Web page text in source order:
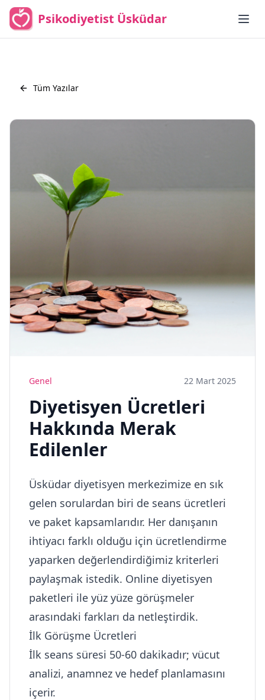
Psikodiyetist Üsküdar
Tüm Yazılar
Genel 22 Mart 2025
Diyetisyen Ücretleri
Hakkında Merak
Edilenler
Üsküdar diyetisyen merkezimize en sık
gelen sorulardan biri de seans ücretleri
ve paket kapsamlarıdır. Her danışanın
ihtiyacı farklı olduğu için ücretlendirme
yaparken değerlendirdiğimiz kriterleri
paylaşmak istedik. Online diyetisyen
paketleri ile yüz yüze görüşmeler
arasındaki farkları da netleştirdik.
İlk Görüşme Ücretleri
İlk seans süresi 50-60 dakikadır; vücut
analizi, anamnez ve hedef planlamasını
içerir.